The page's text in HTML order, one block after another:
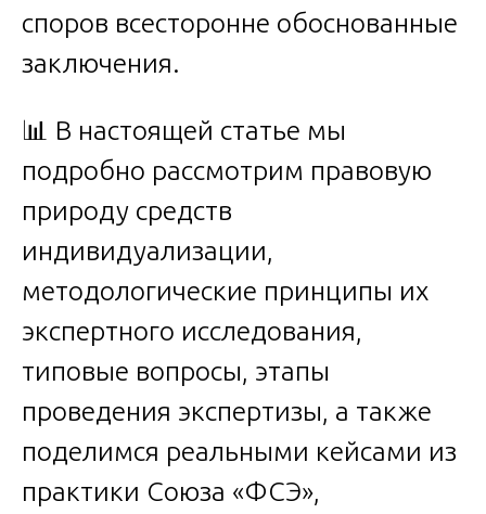
споров всесторонне обоснованные
заключения.
📊 В настоящей статье мы
подробно рассмотрим правовую
природу средств
индивидуализации,
методологические принципы их
экспертного исследования,
типовые вопросы, этапы
проведения экспертизы, а также
поделимся реальными кейсами из
практики Союза «ФСЭ»,